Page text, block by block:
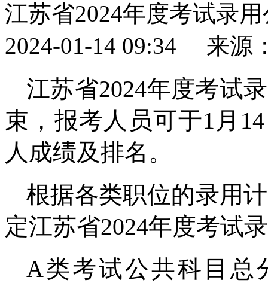
江苏省2024年度考试录
2024-01-14 09:34 来
江苏省2024年度考试
束，报考人员可于1月
人成绩及排名。
根据各类职位的录用
定江苏省2024年度考试
A类考试公共科目总